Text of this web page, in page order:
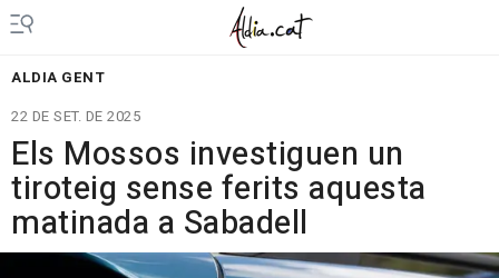
ALDIA GENT
22 DE SET. DE 2025
Els Mossos investiguen un
tiroteig sense ferits aquesta
matinada a Sabadell